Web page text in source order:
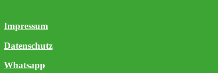
Impressum
Datenschutz
Whatsapp